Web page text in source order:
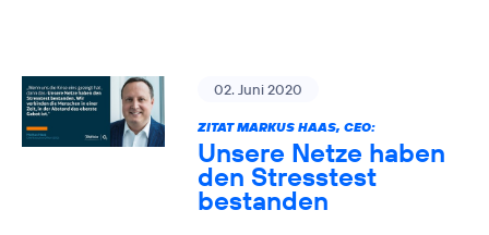
02. Juni 2020
ZITAT MARKUS HAAS, CEO:
Unsere Netze haben
den Stresstest
bestanden